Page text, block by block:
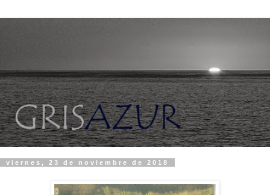
viernes, 23 de noviembre de 2018